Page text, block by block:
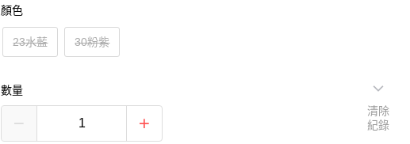
顏色
23水藍 30粉紫
數量
清除
紀錄